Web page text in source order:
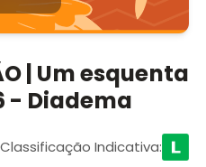
| Um esquenta
- Diadema
Classificação Indicativa: